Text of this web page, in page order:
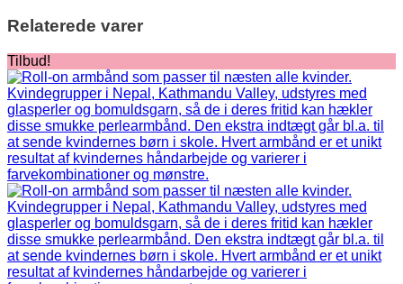
Relaterede varer
Tilbud!